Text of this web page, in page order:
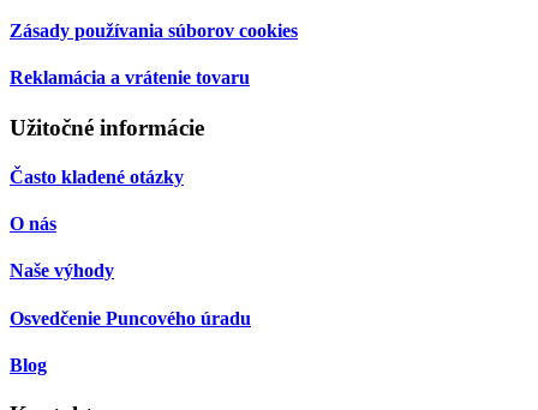
Zásady používania súborov cookies
Reklamácia a vrátenie tovaru
Užitočné informácie
Často kladené otázky
O nás
Naše výhody
Osvedčenie Puncového úradu
Blog